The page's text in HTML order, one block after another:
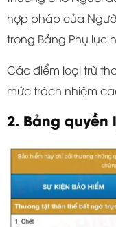
hợp pháp của
trong Bảng Phụ lục
Các điểm loại trừ
mức trách nhiệm
2. Bảng